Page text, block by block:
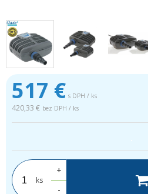
517 € s DPH / ks
420,33 € bez DPH / ks
ks
+
-